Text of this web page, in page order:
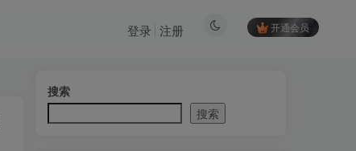
开通会员
登录 注册
搜索
搜索